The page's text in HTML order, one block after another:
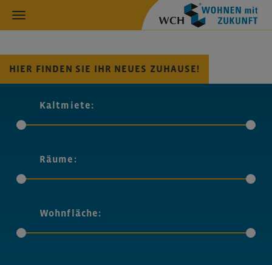
HIER FINDEN SIE IHR NEUES ZUHAUSE!
Kaltmiete:
Räume:
Wohnfläche: